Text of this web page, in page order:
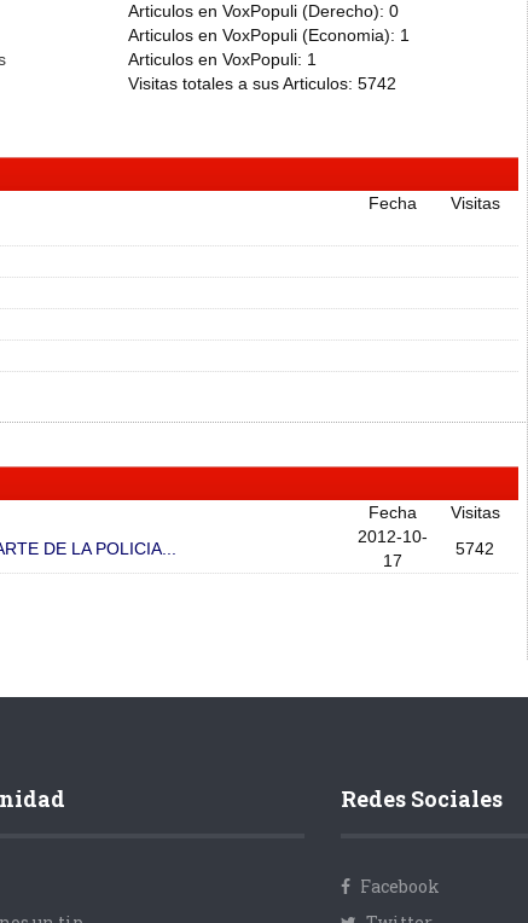
Articulos en VoxPopuli (Derecho): 0
Articulos en VoxPopuli (Economia): 1
Articulos en VoxPopuli: 1
Visitas totales a sus Articulos: 5742
Fecha
Visitas
Fecha
Visitas
DE LA POLICIA...
2012-10-
17
5742
Redes Sociales
Facebook